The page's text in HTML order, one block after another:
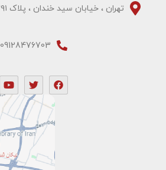
تهران ، خیابان سید خندان ، پلاک ۱۲۹۱ واحد ۳ ثبت نیکان
09128476703